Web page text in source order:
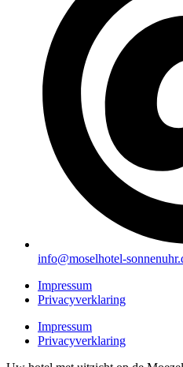
info@moselhotel-
Impressum
Privacyverklaring
Impressum
Privacyverklaring